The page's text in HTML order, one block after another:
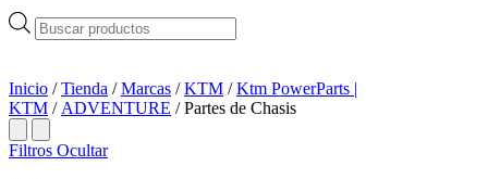
Búsqueda
de
Inicio /Tienda /Marcas /KTM /Ktm PowerParts |
KTM / ADVENTURE / Partes de Chasis
Filtros Ocultar